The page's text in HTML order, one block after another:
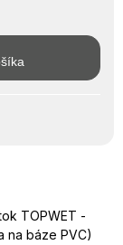
TOPWET -
na báze PVC)